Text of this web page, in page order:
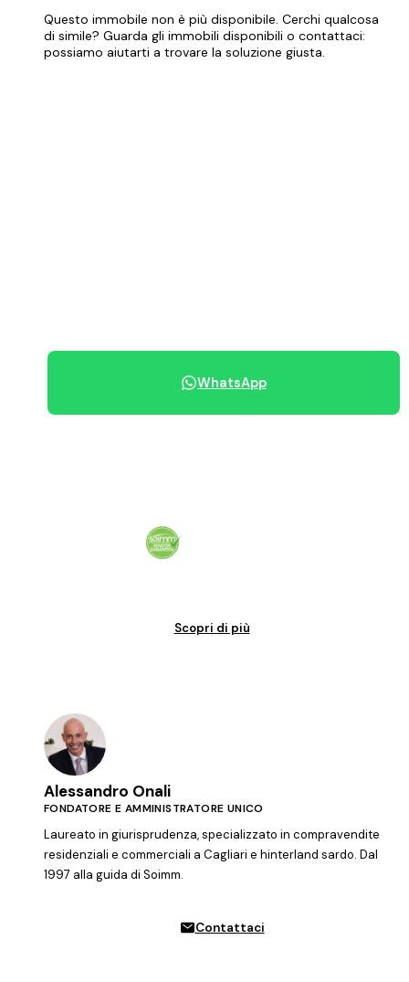
Questo immobile non è più disponibile. Cerchi qualcosa
di simile? Guarda gli immobili disponibili o contattaci:
possiamo aiutarti a trovare la soluzione giusta.
WhatsApp
Scopri di più
Alessandro Onali
FONDATORE E AMMINISTRATORE UNICO
Laureato in giurisprudenza, specializzato in compravendite
residenziali e commerciali a Cagliari e hinterland sardo. Dal
1997 alla guida di Soimm.
Contattaci